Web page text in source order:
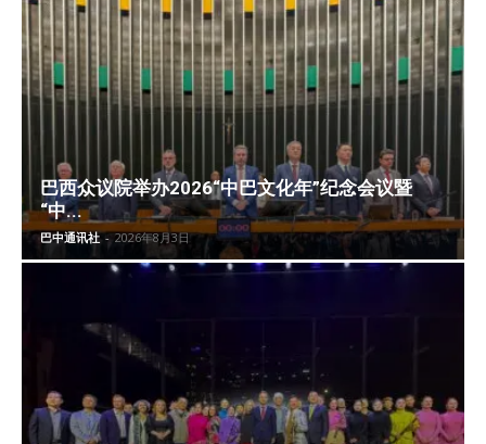
巴西众议院举办2026“中巴文化年”纪念会议暨
“中...
巴中通讯社 - 2026年8月3日